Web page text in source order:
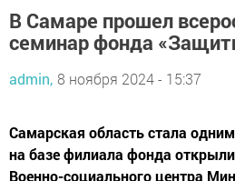
В Самаре прошел
семинар фонда
admin, 8 ноября 2024 - 15:37
Самарская область стала
на базе филиала фонда
Военно-социального центра